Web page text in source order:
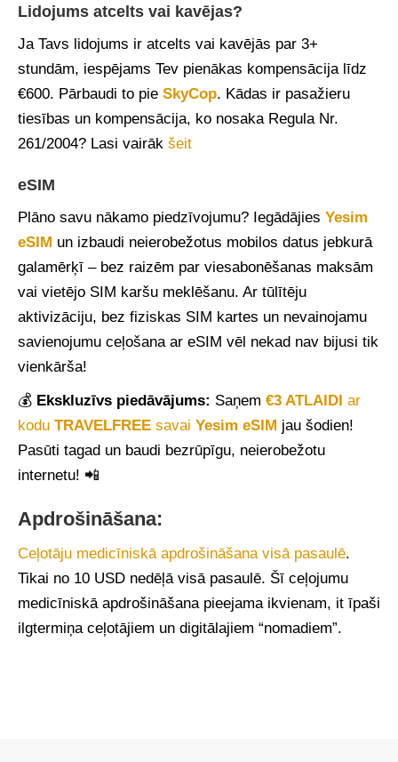
Lidojums atcelts vai kavējas?
Ja Tavs lidojums ir atcelts vai kavējās par 3+
stundām, iespējams Tev pienākas kompensācija līdz
€600. Pārbaudi to pie SkyCop. Kādas ir pasažieru
tiesības un kompensācija, ko nosaka Regula Nr.
261/2004? Lasi vairāk šeit
eSIM
Plāno savu nākamo piedzīvojumu? Iegādājies Yesim
eSIM un izbaudi neierobežotus mobilos datus jebkurā
galamērķī – bez raizēm par viesabonēšanas maksām
vai vietējo SIM karšu meklēšanu. Ar tūlītēju
aktivizāciju, bez fiziskas SIM kartes un nevainojamu
savienojumu ceļošana ar eSIM vēl nekad nav bijusi tik
vienkārša!
💰 Ekskluzīvs piedāvājums: Saņem €3 ATLAIDI ar
kodu TRAVELFREE savai Yesim eSIM jau šodien!
Pasūti tagad un baudi bezrūpīgu, neierobežotu
internetu! 📲
Apdrošināšana:
Ceļotāju medicīniskā apdrošināšana visā pasaulē.
Tikai no 10 USD nedēļā visā pasaulē. Šī ceļojumu
medicīniskā apdrošināšana pieejama ikvienam, it īpaši
ilgtermiņa ceļotājiem un digitālajiem “nomadiem”.